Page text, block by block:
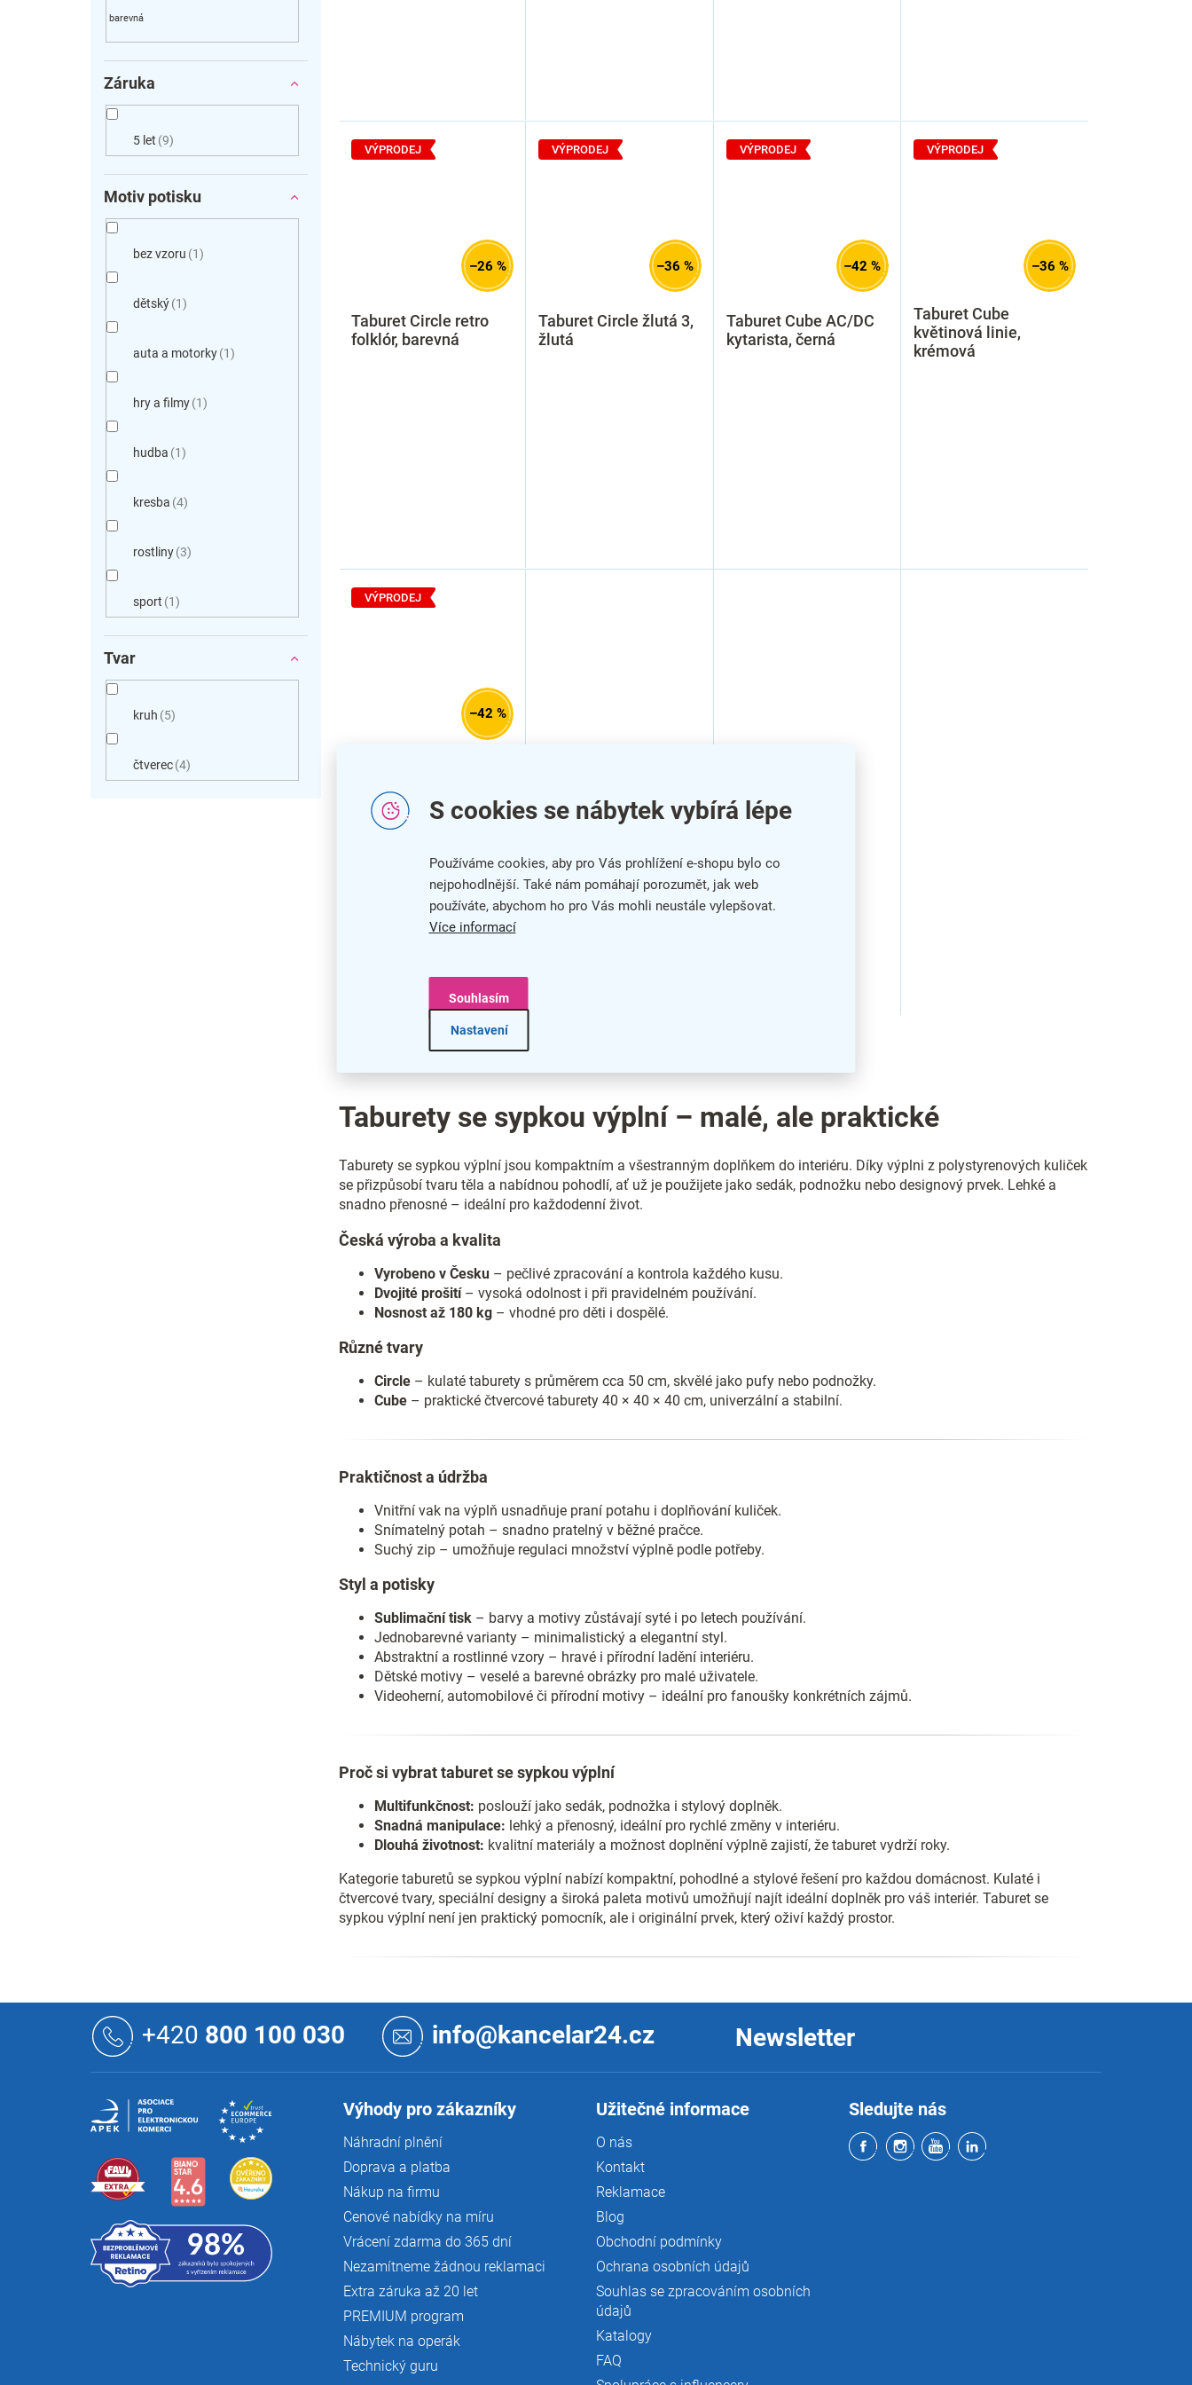
S cookies se nábytek vybírá lépe
Používáme cookies, aby pro Vás prohlížení e-shopu bylo co
nejpohodlnější. Také nám pomáhají porozumět, jak web
používáte, abychom ho pro Vás mohli neustále vylepšovat.
Více informací
Nastavení
Souhlasím
Záruka
5 let 9
Motiv potisku
bez vzoru 1
dětský 1
auta a motorky 1
hry a filmy 1
hudba 1
kresba 4
rostliny 3
sport 1
Tvar
kruh 5
čtverec 4
VÝPRODEJ
–26 %
Taburet Circle retro
folklór, barevná
VÝPRODEJ
–36 %
Taburet Circle žlutá 3,
žlutá
VÝPRODEJ
–42 %
Taburet Cube AC/DC
kytarista, černá
VÝPRODEJ
–36 %
Taburet Cube
květinová linie,
krémová
VÝPRODEJ
–42 %
bílá
l
a
p
r
ý
p
Taburety se sypkou výplní – malé, ale praktické
Taburety se sypkou výplní jsou kompaktním a všestranným doplňkem do interiéru. Díky výplni z polystyrenových kuliček
se přizpůsobí tvaru těla a nabídnou pohodlí, ať už je použijete jako sedák, podnožku nebo designový prvek. Lehké a
snadno přenosné – ideální pro každodenní život.
Česká výroba a kvalita
Vyrobeno v Česku – pečlivé zpracování a kontrola každého kusu.
Dvojité prošití– vysoká odolnost i při pravidelném používání.
Nosnost až 180 kg – vhodné pro děti i dospělé.
Různé tvary
Circle – kulaté taburety s průměrem cca 50 cm, skvělé jako pufy nebo podnožky.
Cube – praktické čtvercové taburety 40 × 40 × 40 cm, univerzální a stabilní.
Praktičnost a údržba
Vnitřní vak na výplň usnadňuje praní potahu i doplňování kuliček.
Snímatelný potah – snadno pratelný v běžné pračce.
Suchý zip – umožňuje regulaci množství výplně podle potřeby.
Styl a potisky
Sublimační tisk – barvy a motivy zůstávají syté i po letech používání.
Jednobarevné varianty – minimalistický a elegantní styl.
Abstraktní a rostlinné vzory – hravé i přírodní ladění interiéru.
Dětské motivy – veselé a barevné obrázky pro malé uživatele.
Videoherní, automobilové či přírodní motivy – ideální pro fanoušky konkrétních zájmů.
Proč si vybrat taburet se sypkou výplní
Multifunkčnost: poslouží jako sedák, podnožka i stylový doplněk.
Snadná manipulace: lehký a přenosný, ideální pro rychlé změny v interiéru.
Dlouhá životnost: kvalitní materiály a možnost doplnění výplně zajistí, že taburet vydrží roky.
Kategorie taburetů se sypkou výplní nabízí kompaktní, pohodlné a stylové řešení pro každou domácnost. Kulaté i
čtvercové tvary, speciální designy a široká paleta motivů umožňují najít ideální doplněk pro váš interiér. Taburet se
sypkou výplní není jen praktický pomocník, ale i originální prvek, který oživí každý prostor.
+420 800 100 030 info@kancelar24.cz Newsletter
Výhody pro zákazníky
Náhradní plnění
Doprava a platba
Nákup na firmu
Cenové nabídky na míru
Vrácení zdarma do 365 dní
Nezamítneme žádnou reklamaci
Extra záruka až 20 let
PREMIUM program
Nábytek na operák
Technický guru
Užitečné informace
O nás
Kontakt
Reklamace
Blog
Obchodní podmínky
Ochrana osobních údajů
Souhlas se zpracováním osobních
údajů
Katalogy
FAQ
Sledujte nás